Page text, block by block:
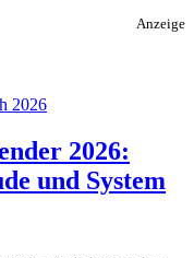
Anzeige
2026:
und System